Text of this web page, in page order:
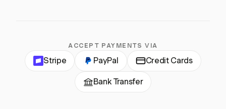
ACCEPT PAYMENTS VIA
Stripe PayPal Credit Cards
Bank Transfer